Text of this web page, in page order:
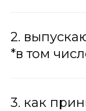
2.
*в том
3. как